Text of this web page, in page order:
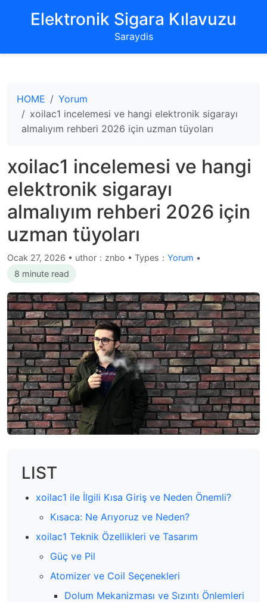
‌Elektronik Sigara Kılavuzu‌
Saraydis
HOME
Yorum
xoilac1 incelemesi ve hangi elektronik sigarayı
almalıyım rehberi 2026 için uzman tüyoları
xoilac1 incelemesi ve hangi
elektronik sigarayı
almalıyım rehberi 2026 için
uzman tüyoları
Ocak 27, 2026 • uthor：znbo • Types： Yorum •
8 minute read
LIST
xoilac1 ile İlgili Kısa Giriş ve Neden Önemli?
Kısaca: Ne Arıyoruz ve Neden?
xoilac1 Teknik Özellikleri ve Tasarım
Güç ve Pil
Atomizer ve Coil Seçenekleri
Dolum Mekanizması ve Sızıntı Önlemleri